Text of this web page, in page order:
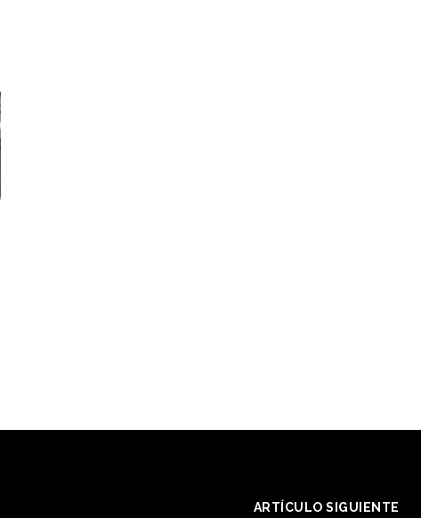
ARTÍCULO SIGUIENTE